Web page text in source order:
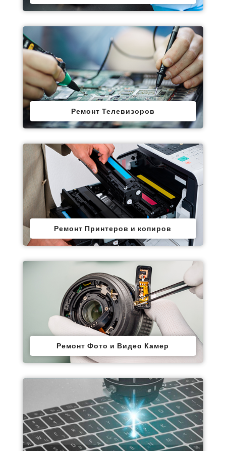
Ремонт Телевизоров
Ремонт Принтеров и копиров
Ремонт Фото и Видео Камер